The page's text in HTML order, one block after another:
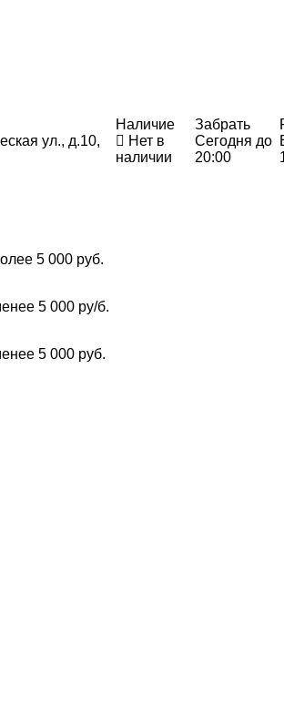
Наличие Забрать
ул., д.10,
Нет в
наличии
Сегодня до
20:00
5 000 руб.
5 000 ру/б.
5 000 руб.